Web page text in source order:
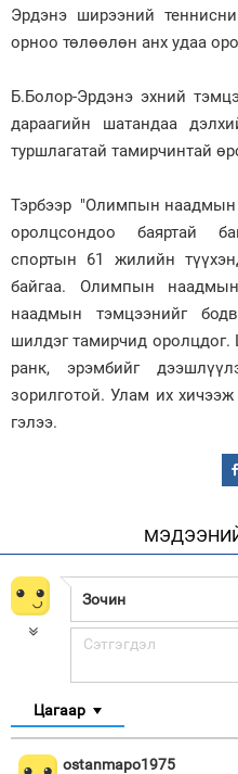
Энтертайнмэнт
Эрдэнэ ширээний
орноо төлөөлөн анх удаа
Б.Болор-Эрдэнэ эхний
дараагийн шатандаа
туршлагатай тамирчинтай
Тэрбээр "Олимпын наадмын
оролцсондоо баяртай
спортын 61 жилийн
байгаа. Олимпын
наадмын тэмцээнийг
шилдэг тамирчид
ранк, эрэмбийг
зорилготой. Улам их
гэлээ.
Цагаар
ostanmapo1975